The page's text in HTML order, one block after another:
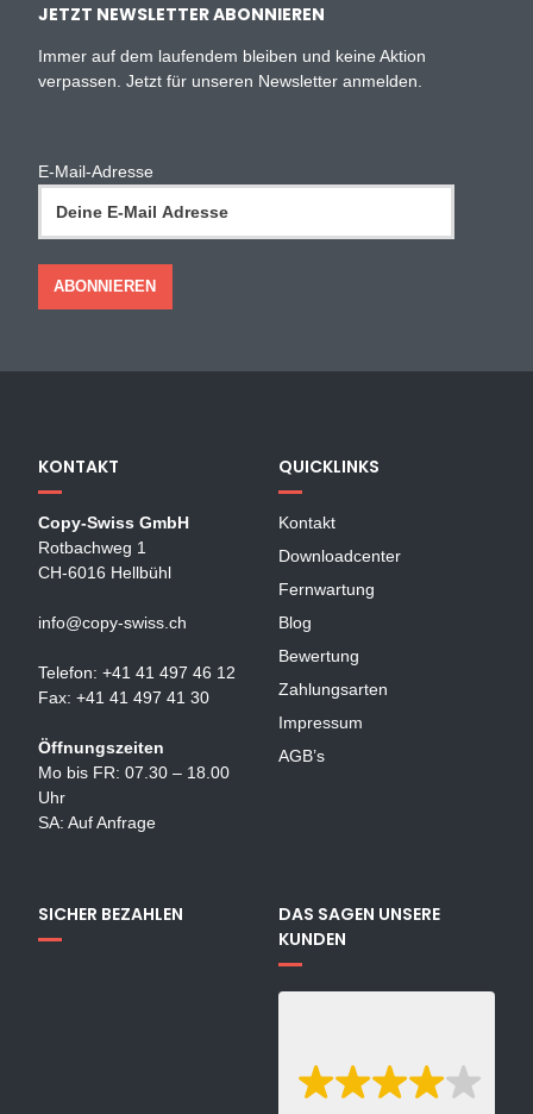
JETZT NEWSLETTER ABONNIEREN
Immer auf dem laufendem bleiben und keine Aktion
verpassen. Jetzt für unseren Newsletter anmelden.
E-Mail-Adresse
KONTAKT
Copy-Swiss GmbH
Rotbachweg 1
CH-6016 Hellbühl
info@copy-swiss.ch
Telefon: +41 41 497 46 12
Fax: +41 41 497 41 30
Öffnungszeiten
Mo bis FR: 07.30 – 18.00
Uhr
SA: Auf Anfrage
QUICKLINKS
Kontakt
Downloadcenter
Fernwartung
Blog
Bewertung
Zahlungsarten
Impressum
AGB’s
SICHER BEZAHLEN
DAS SAGEN UNSERE
KUNDEN